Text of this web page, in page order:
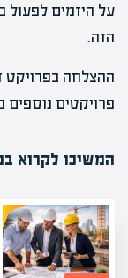
על היזמים
הזה.
ההצלחה בפרויקט
פרויקטים נוספים
המשיכו לקרוא